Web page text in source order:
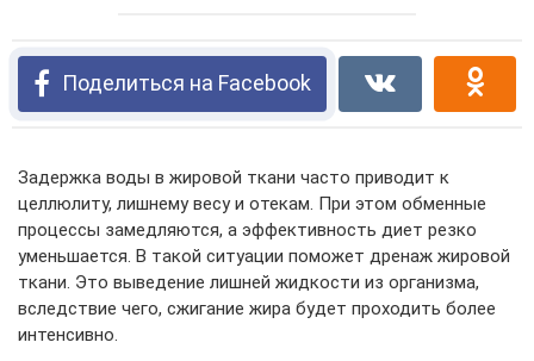
Поделиться на Facebook
Задержка воды в жировой ткани часто приводит к
целлюлиту, лишнему весу и отекам. При этом обменные
процессы замедляются, а эффективность диет резко
уменьшается. В такой ситуации поможет дренаж жировой
ткани. Это выведение лишней жидкости из организма,
вследствие чего, сжигание жира будет проходить более
интенсивно.